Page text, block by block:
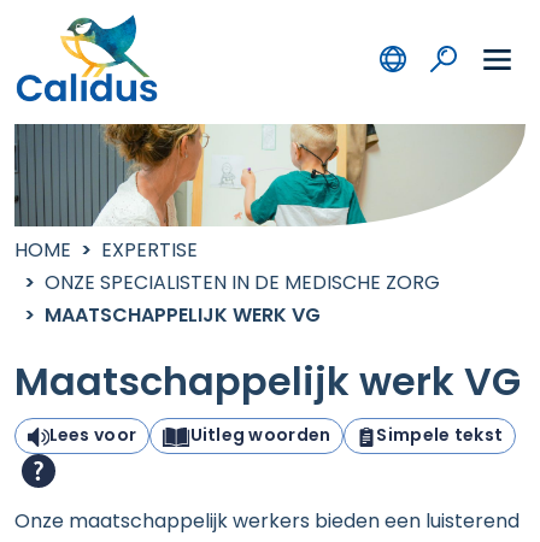
HOME
EXPERTISE
ONZE SPECIALISTEN IN DE MEDISCHE ZORG
MAATSCHAPPELIJK WERK VG
Maatschappelijk werk VG
Lees voor Uitleg woorden Simpele tekst
Onze maatschappelijk werkers bieden een luisterend